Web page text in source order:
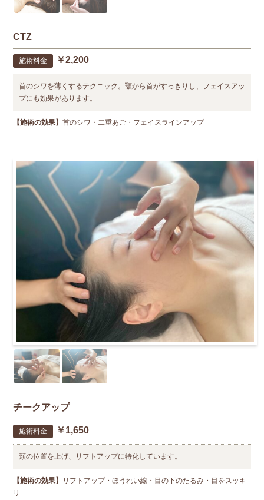
CTZ
施術料金 ￥2,200
首のシワを薄くするテクニック。顎から首がすっきりし、フェイスアッ
プにも効果があります。
【施術の効果】 首のシワ・二重あご・フェイスラインアップ
チークアップ
施術料金 ￥1,650
頬の位置を上げ、リフトアップに特化しています。
【施術の効果】
リフトアップ・ほうれい線・目の下のたるみ・目をスッキ
リ